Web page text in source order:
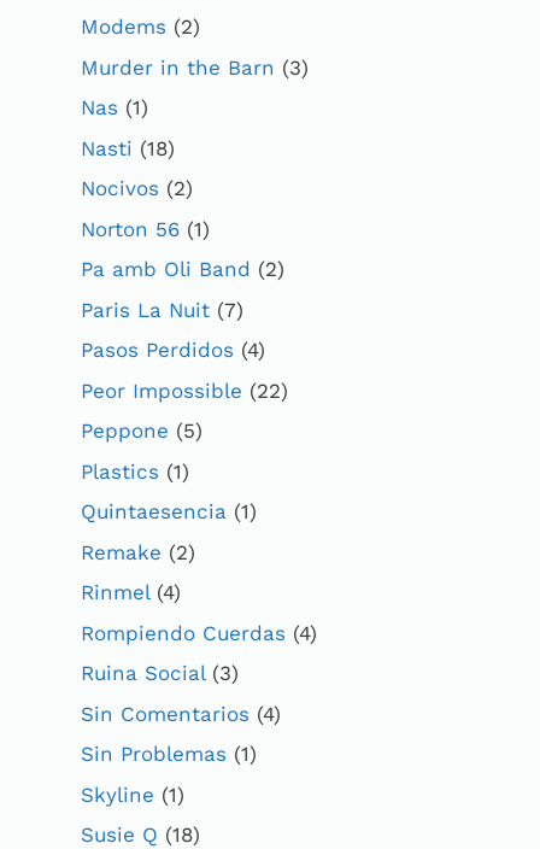
Modems (2)
Murder in the Barn (3)
Nas (1)
Nasti (18)
Nocivos (2)
Norton 56 (1)
Pa amb Oli Band (2)
Paris La Nuit (7)
Pasos Perdidos (4)
Peor Impossible (22)
Peppone (5)
Plastics (1)
Quintaesencia (1)
Remake (2)
Rinmel(4)
Rompiendo Cuerdas (4)
Ruina Social(3)
Sin Comentarios (4)
Sin Problemas (1)
Skyline (1)
Susie Q (18)